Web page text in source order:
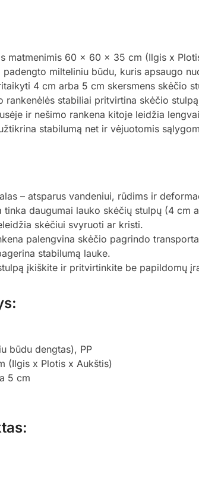
matmenimis 60 x 60 x 35 cm (Ilgis x
padengto milteliniu būdu, kuris apsaugo
4 cm arba 5 cm skersmens skėčio
rankenėlės stabiliai pritvirtina skėčio
ir nešimo rankena kitoje leidžia
stabilumą net ir vėjuotomis
– atsparus vandeniui, rūdims ir
tinka daugumai lauko skėčių stulpų (4 cm
skėčiui svyruoti ar kristi.
palengvina skėčio pagrindo
stabilumą lauke.
įkiškite ir pritvirtinkite be papildomų
būdu dengtas), PP
(Ilgis x Plotis x Aukštis)
5 cm